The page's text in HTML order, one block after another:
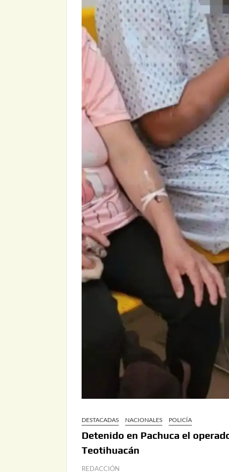
DESTACADAS NACIONALES POLICÍA
Detenido en Pachuca el
Teotihuacán
REDACCIÓN